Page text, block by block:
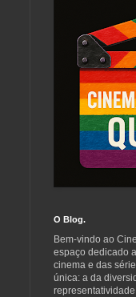
O Blog.
Bem-vindo ao
espaço dedicado
cinema e das
única: a da